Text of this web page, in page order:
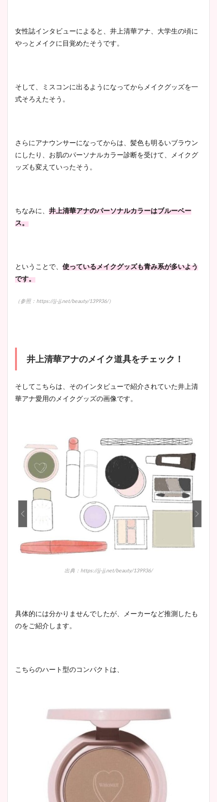
女性誌インタビューによると、井上清華アナ、大学生の頃に
やっとメイクに目覚めたそうです。
そして、ミスコンに出るようになってからメイクグッズを一
式そろえたそう。
さらにアナウンサーになってからは、髪色も明るいブラウン
にしたり、お肌のパーソナルカラー診断を受けて、メイクグ
ッズも変えていったそう。
ちなみに、 井上清華アナのパーソナルカラーはブルーベー
ス。
ということで、 使っているメイクグッズも青み系が多いよう
です。
（参照：https://jj-jj.net/beauty/139936/）
井上清華アナのメイク道具をチェック！
そしてこちらは、そのインタビューで紹介されていた井上清
華アナ愛用のメイクグッズの画像です。
出典：https://jj-jj.net/beauty/139936/
具体的には分かりませんでしたが、メーカーなど推測したも
のをご紹介します。
こちらのハート型のコンパクトは、